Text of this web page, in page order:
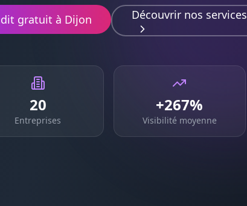
gratuit à Dijon Découvrir nos services
20
Entreprises
+267%
Visibilité moyenne